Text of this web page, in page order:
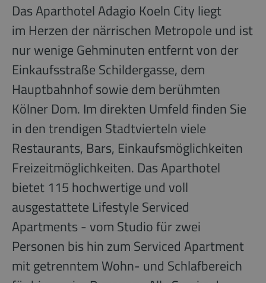
Das Aparthotel Adagio Koeln City liegt
im Herzen der närrischen Metropole und ist
nur wenige Gehminuten entfernt von der
Einkaufsstraße Schildergasse, dem
Hauptbahnhof sowie dem berühmten
Kölner Dom. Im direkten Umfeld finden Sie
in den trendigen Stadtvierteln viele
Restaurants, Bars, Einkaufsmöglichkeiten
Freizeitmöglichkeiten. Das Aparthotel
bietet 115 hochwertige und voll
ausgestattete Lifestyle Serviced
Apartments - vom Studio für zwei
Personen bis hin zum Serviced Apartment
mit getrenntem Wohn- und Schlafbereich